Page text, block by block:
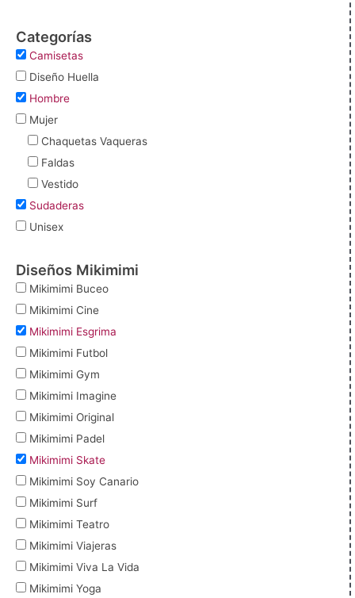
Categorías
Camisetas
Diseño Huella
Hombre
Mujer
Chaquetas Vaqueras
Faldas
Vestido
Sudaderas
Unisex
Diseños Mikimimi
Mikimimi Buceo
Mikimimi Cine
Mikimimi Esgrima
Mikimimi Futbol
Mikimimi Gym
Mikimimi Imagine
Mikimimi Original
Mikimimi Padel
Mikimimi Skate
Mikimimi Soy Canario
Mikimimi Surf
Mikimimi Teatro
Mikimimi Viajeras
Mikimimi Viva La Vida
Mikimimi Yoga